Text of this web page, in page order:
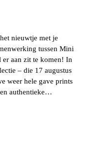
nieuwtje met je
tussen Mini
aan zit te komen! In
– die 17 augustus
weer hele gave prints
authentieke…